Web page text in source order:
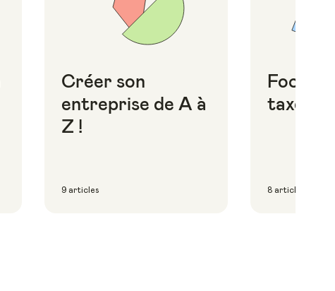
Créer son
entreprise de A à
Z !
9 articles
Focus
taxes
8 articles